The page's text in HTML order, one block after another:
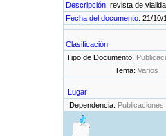
Descripción: revista de
Fecha del documento: 21/10/
Clasificación
Tipo de Documento:
Tema: Varios
Lugar
Dependencia: Publicaciones